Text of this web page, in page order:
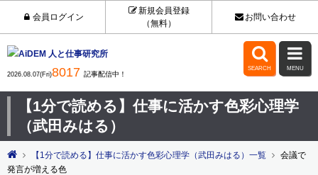
会員ログイン
新規会員登録
（無料）
お問い合わせ
2026.08.07(Fri)8017 記事配信中！

SEARCH

MENU
【1分で読める】仕事に活かす色彩心理学
（武田みはる）
【1分で読める】仕事に活かす色彩心理学（武田みはる）一覧
会議で
発言が増える色